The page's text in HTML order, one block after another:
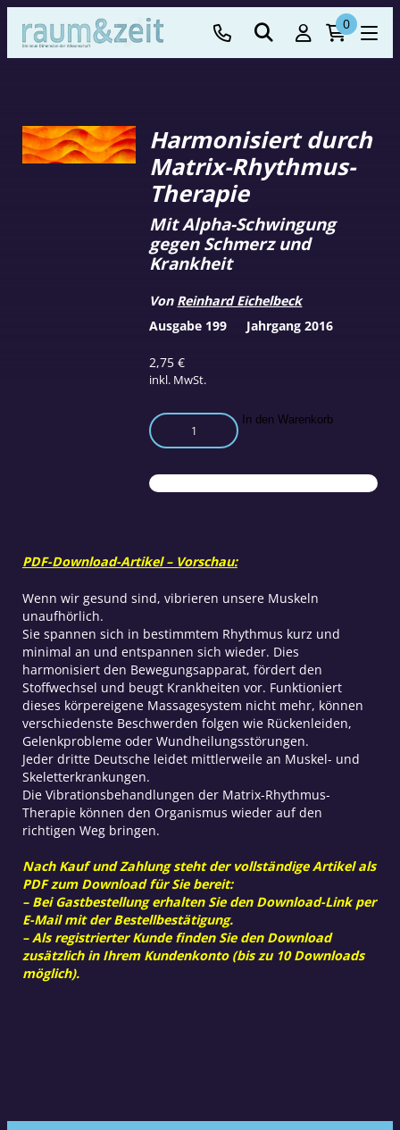
0
Harmonisiert durch
Matrix-Rhythmus-
Therapie
2,75€
inkl. MwSt.
Mit Alpha-Schwingung
gegen Schmerz und
Krankheit
Von Reinhard Eichelbeck
Harmonisiert
durch
Rhythmus-
Therapie
In den Warenkorb
Ausgabe 199 Jahrgang 2016
PDF-Download-Artikel – Vorschau:
Wenn wir gesund sind, vibrieren unsere Muskeln
unaufhörlich.
Sie spannen sich in bestimmtem Rhythmus kurz und
minimal an und entspannen sich wieder. Dies
harmonisiert den Bewegungsapparat, fördert den
Stoffwechsel und beugt Krankheiten vor. Funktioniert
dieses körpereigene Massagesystem nicht mehr, können
verschiedenste Beschwerden folgen wie Rückenleiden,
Gelenkprobleme oder Wundheilungsstörungen.
Jeder dritte Deutsche leidet mittlerweile an Muskel- und
Skeletterkrankungen.
Die Vibrationsbehandlungen der Matrix-Rhythmus-
Therapie können den Organismus wieder auf den
richtigen Weg bringen.
Nach Kauf und Zahlung steht der vollständige Artikel als
PDF zum Download für Sie bereit:
– Bei Gastbestellung erhalten Sie den Download-Link per
E-Mail mit der Bestellbestätigung.
– Als registrierter Kunde finden Sie den Download
zusätzlich in Ihrem Kundenkonto (bis zu 10 Downloads
möglich).